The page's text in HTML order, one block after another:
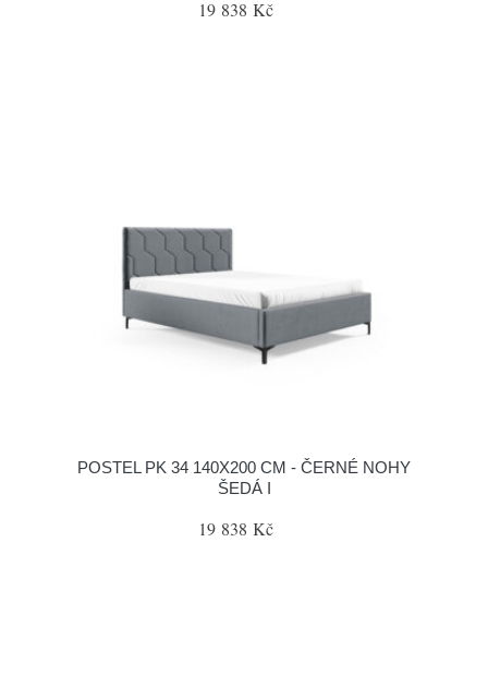
19 838 Kč
POSTEL PK 34 140X200 CM - ČERNÉ NOHY
ŠEDÁ I
19 838 Kč